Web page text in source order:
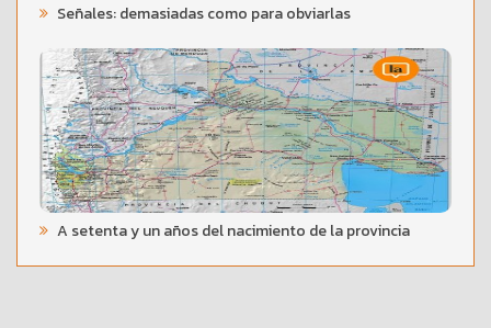
Señales: demasiadas como para obviarlas
A setenta y un años del nacimiento de la provincia